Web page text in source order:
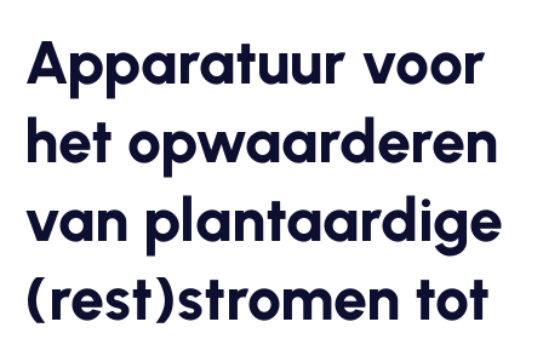
Apparatuur voor
het opwaarderen
van plantaardige
(rest)stromen tot